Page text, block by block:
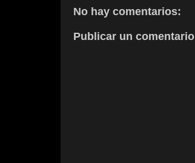
No hay comentarios:
Publicar un comentario